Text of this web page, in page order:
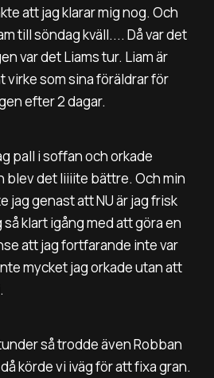
att jag klarar mig nog. Och
till söndag kväll.... Då var det
var det Liams tur. Liam är
virke som sina föräldrar för
efter 2 dagar.
pall i soffan och orkade
blev det liiiite bättre. Och min
jag genast att NU är jag frisk
klart igång med att göra en
att jag fortfarande inte var
mycket jag orkade utan att
så trodde även Robban
körde vi iväg för att fixa gran.